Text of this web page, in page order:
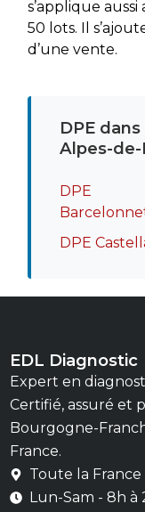
s’applique
50 lots. Il
d’une vente.
DPE
Alpes-
DPE
DPE
EDL Diagnostic
Expert en
Certifié, assuré et
Bourgogne-
France.
Toute la France
Lun-Sam - 8h à